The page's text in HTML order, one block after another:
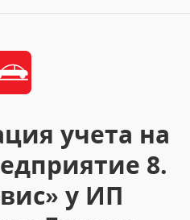
учета на
8.
у ИП